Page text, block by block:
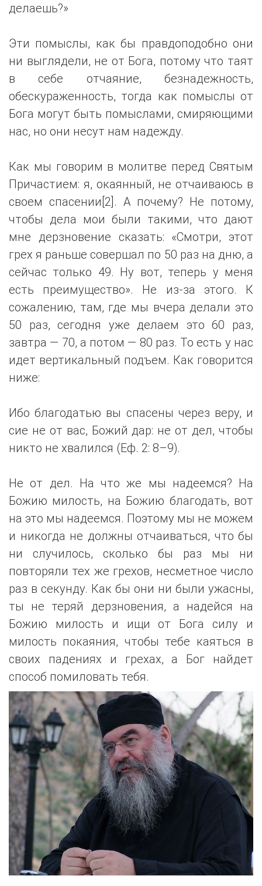
делаешь?»
Эти помыслы, как бы правдоподобно они
ни выглядели, не от Бога, потому что таят
в себе отчаяние, безнадежность,
обескураженность, тогда как помыслы от
Бога могут быть помыслами, смиряющими
нас, но они несут нам надежду.
Как мы говорим в молитве перед Святым
Причастием: я, окаянный, не отчаиваюсь в
своем спасении[2]. А почему? Не потому,
чтобы дела мои были такими, что дают
мне дерзновение сказать: «Смотри, этот
грех я раньше совершал по 50 раз на дню, а
сейчас только 49. Ну вот, теперь у меня
есть преимущество». Не из-за этого. К
сожалению, там, где мы вчера делали это
50 раз, сегодня уже делаем это 60 раз,
завтра — 70, а потом — 80 раз. То есть у нас
идет вертикальный подъем. Как говорится
ниже:
Ибо благодатью вы спасены через веру, и
сие не от вас, Божий дар: не от дел, чтобы
никто не хвалился (Еф. 2: 8–9).
Не от дел. На что же мы надеемся? На
Божию милость, на Божию благодать, вот
на это мы надеемся. Поэтому мы не можем
и никогда не должны отчаиваться, что бы
ни случилось, сколько бы раз мы ни
повторяли тех же грехов, несметное число
раз в секунду. Как бы они ни были ужасны,
ты не теряй дерзновения, а надейся на
Божию милость и ищи от Бога силу и
милость покаяния, чтобы тебе каяться в
своих падениях и грехах, а Бог найдет
способ помиловать тебя.